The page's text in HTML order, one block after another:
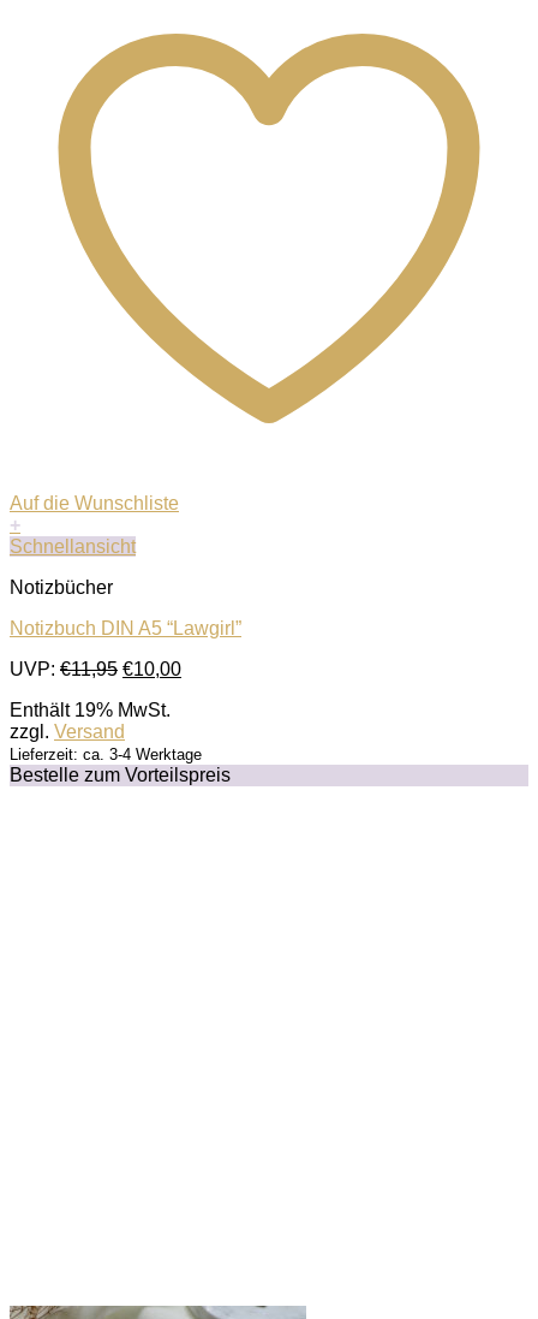
Auf die Wunschliste
+
Schnellansicht
Notizbücher
Notizbuch DIN A5 “Lawgirl”
UVP: €11,95 Ursprünglicher
war:
€11,95
€10,00Aktueller
Enthält 19% MwSt.
zzgl. Versand
Lieferzeit: ca. 3-4 Werktage
Bestelle zum Vorteilspreis